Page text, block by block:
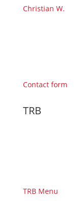
Christian W.
Contact form
TRB
TRB Menu